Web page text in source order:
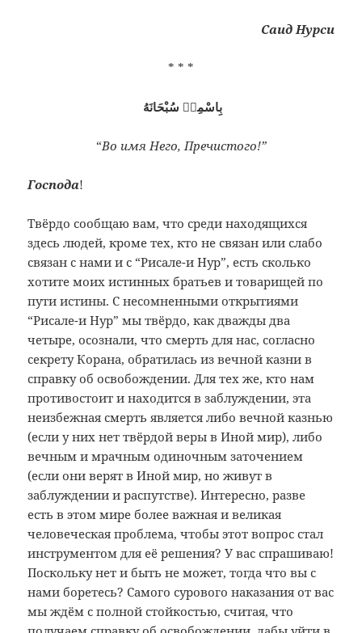
Саид Нурси
* * *
بِاسْمِهٖ سُبْحَانَهُ
“Во имя Него, Пречистого!”
Господа!
Твёрдо сообщаю вам, что среди находящихся
здесь людей, кроме тех, кто не связан или слабо
связан с нами и с “Рисале-и Нур”, есть сколько
хотите моих истинных братьев и товарищей по
пути истины. С несомненными открытиями
“Рисале-и Нур” мы твёрдо, как дважды два
четыре, осознали, что смерть для нас, согласно
секрету Корана, обратилась из вечной казни в
справку об освобождении. Для тех же, кто нам
противостоит и находится в заблуждении, эта
неизбежная смерть является либо вечной казнью
(если у них нет твёрдой веры в Иной мир), либо
вечным и мрачным одиночным заточением
(если они верят в Иной мир, но живут в
заблуждении и распутстве). Интересно, разве
есть в этом мире более важная и великая
человеческая проблема, чтобы этот вопрос стал
инструментом для её решения? У вас спрашиваю!
Поскольку нет и быть не может, тогда что вы с
нами боретесь? Самого сурового наказания от вас
мы ждём с полной стойкостью, считая, что